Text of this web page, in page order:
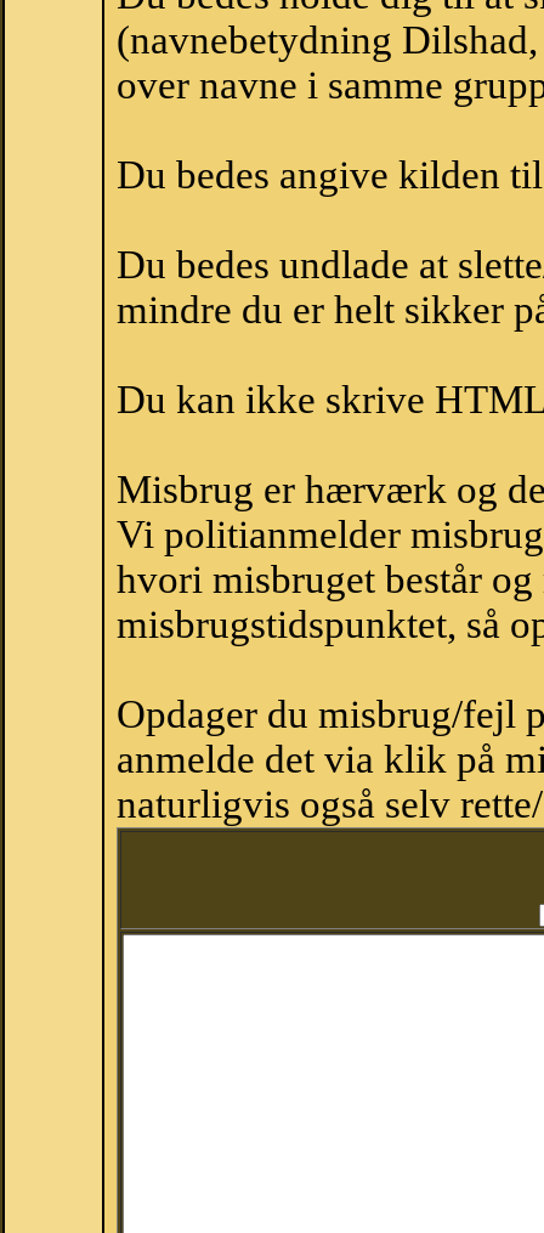
(navnebetydning
over navne i samme
Du bedes angive kilden
Du bedes undlade at
mindre du er helt sikker
Du kan ikke skrive
Misbrug er hærværk og
Vi politianmelder
hvori misbruget består
misbrugstidspunktet, så
Opdager du misbrug/fejl
anmelde det via klik på
naturligvis også selv